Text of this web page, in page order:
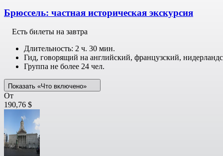
Брюссель: частная историческая экскурсия
Есть билеты на завтра
Длительность: 2 ч. 30 мин.
Гид, говорящий на английский, французский,
Группа не более 24 чел.
Показать «Что включено»
От
190,76 $